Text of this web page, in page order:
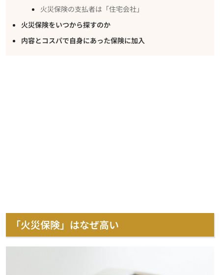
火災保険の支払者は「住宅会社」
火災保険をいつから探すのか
内容とコスパで自身にあった保険に加入
「火災保険」はなぜ高い